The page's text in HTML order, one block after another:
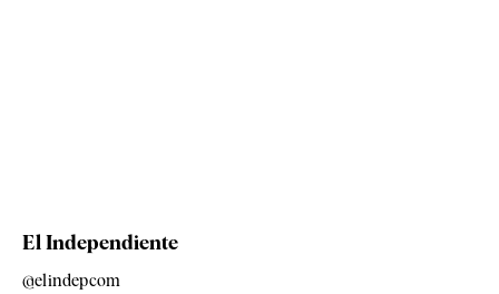
El Independiente
@elindepcom